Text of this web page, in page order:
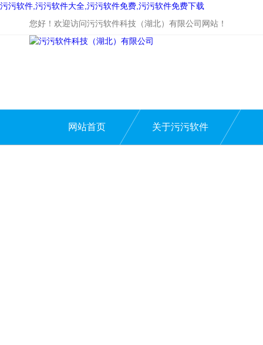
污污软件,污污软件大全,污污软件免费,污污软件免费下载
您好！欢迎访问污污软件科技（湖北）有限公司网站！
网站首页 关于污污软件